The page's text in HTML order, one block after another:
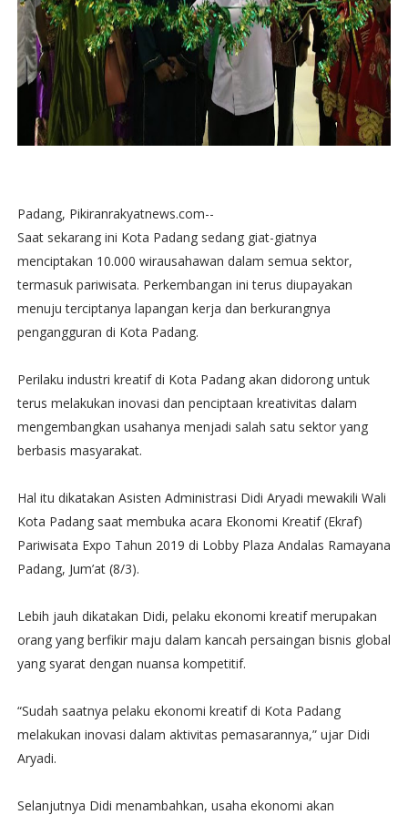
Padang, Pikiranrakyatnews.com--
Saat sekarang ini Kota Padang sedang giat-giatnya
menciptakan 10.000 wirausahawan dalam semua sektor,
termasuk pariwisata. Perkembangan ini terus diupayakan
menuju terciptanya lapangan kerja dan berkurangnya
pengangguran di Kota Padang.
Perilaku industri kreatif di Kota Padang akan didorong untuk
terus melakukan inovasi dan penciptaan kreativitas dalam
mengembangkan usahanya menjadi salah satu sektor yang
berbasis masyarakat.
Hal itu dikatakan Asisten Administrasi Didi Aryadi mewakili Wali
Kota Padang saat membuka acara Ekonomi Kreatif (Ekraf)
Pariwisata Expo Tahun 2019 di Lobby Plaza Andalas Ramayana
Padang, Jum’at (8/3).
Lebih jauh dikatakan Didi, pelaku ekonomi kreatif merupakan
orang yang berfikir maju dalam kancah persaingan bisnis global
yang syarat dengan nuansa kompetitif.
“Sudah saatnya pelaku ekonomi kreatif di Kota Padang
melakukan inovasi dalam aktivitas pemasarannya,” ujar Didi
Aryadi.
Selanjutnya Didi menambahkan, usaha ekonomi akan